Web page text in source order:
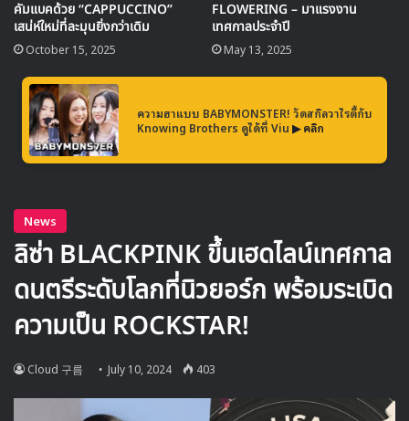
นอกจากกยูบินแล้ว เพลงของศิลปิน K-POP อื่นๆ เช่น KISS OF
cignature, TWS และ woo!ah! ก็ถูกเลือกเข้าสู่รายชื่อเพลงที่
น่าจับตามองเช่นกัน
กยูบิน ยังมีแผนที่จะเตรียมการแสดงในต่างประเทศ โดยจะเริ่ม
ในไต้หวันในวันที่ 13 กรกฎาคมนี้ เพื่อเปิดตัวและสร้างความ
ประทับใจให้กับแฟนๆ ต่างประเทศ
Gyubin
คัมแบคด้วย “CAPPUCCINO”
เสน่ห์ใหม่ที่ละมุนยิ่งกว่าเดิม
October 15, 2025
FLOWERING – มาแรงงาน
เทศกาลประจำปี
May 13, 2025
ความฮาแบบ BABYMONSTER! วัดสกิลวาไรตี้กับ
Knowing Brothers ดูได้ที่ Viu ▶ คลิก